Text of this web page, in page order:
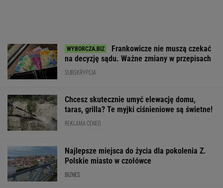
Frankowicze nie muszą czekać
na decyzję sądu. Ważne zmiany w przepisach
SUBSKRYPCJA
Chcesz skutecznie umyć elewację domu,
taras, grilla? Te myjki ciśnieniowe są świetne!
REKLAMA CENEO
Najlepsze miejsca do życia dla pokolenia Z.
Polskie miasto w czołówce
BIZNES